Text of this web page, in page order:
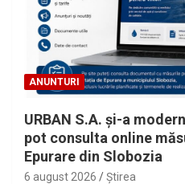
ANUNTURI
URBAN S.A. și-a
pot consulta online
Epurare din Slobozia
6 august 2026 Ştirea